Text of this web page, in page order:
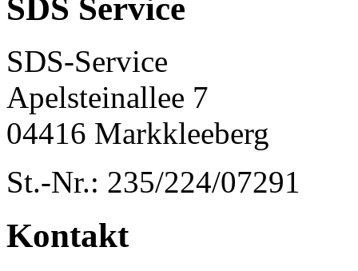
SDS Service
SDS-Service
Apelsteinallee 7
04416 Markkleeberg
St.-Nr.: 235/224/07291
Kontakt